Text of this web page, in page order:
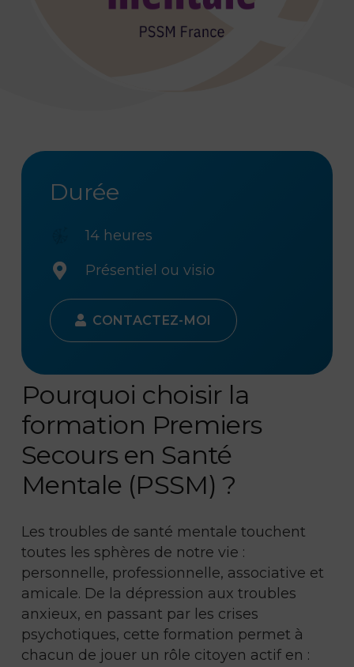
Durée
14 heures
Présentiel ou visio
CONTACTEZ-MOI
Pourquoi choisir la
formation Premiers
Secours en Santé
Mentale (PSSM) ?
Les troubles de santé mentale touchent
toutes les sphères de notre vie :
personnelle, professionnelle, associative et
amicale. De la dépression aux troubles
anxieux, en passant par les crises
psychotiques, cette formation permet à
chacun de jouer un rôle citoyen actif en :